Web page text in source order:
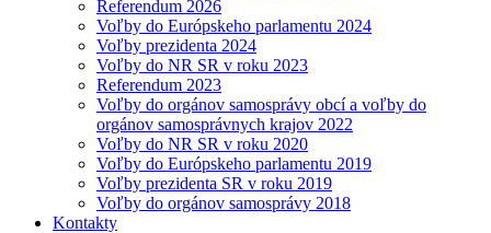
Referendum 2026
Voľby do Európskeho parlamentu 2024
Voľby prezidenta 2024
Voľby do NR SR v roku 2023
Referendum 2023
Voľby do orgánov samosprávy obcí a voľby do
orgánov samosprávnych krajov 2022
Voľby do NR SR v roku 2020
Voľby do Európskeho parlamentu 2019
Voľby prezidenta SR v roku 2019
Voľby do orgánov samosprávy 2018
Kontakty